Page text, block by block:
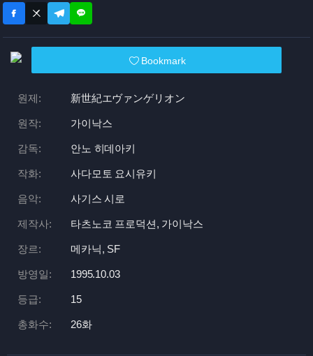
Bookmark
원제: 新世紀エヴァンゲリオン
원작: 가이낙스
감독: 안노 히데아키
작화: 사다모토 요시유키
음악: 사기스 시로
제작사: 타츠노코 프로덕션, 가이낙스
장르: 메카닉, SF
방영일: 1995.10.03
등급: 15
총화수: 26화